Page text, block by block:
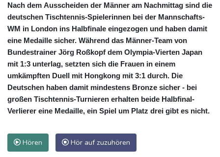
Nach dem Ausscheiden der Männer am Nachmittag sind die
deutschen Tischtennis-Spielerinnen bei der Mannschafts-
WM in London ins Halbfinale eingezogen und haben damit
eine Medaille sicher. Während das Männer-Team von
Bundestrainer Jörg Roßkopf dem Olympia-Vierten Japan
mit 1:3 unterlag, setzten sich die Frauen in einem
umkämpften Duell mit Hongkong mit 3:1 durch. Die
Deutschen haben damit mindestens Bronze sicher - bei
großen Tischtennis-Turnieren erhalten beide Halbfinal-
Verlierer eine Medaille, ein Spiel um Platz drei gibt es nicht.
Hören Hör auf zuzuhören